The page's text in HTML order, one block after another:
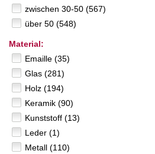
zwischen 30-50 (567)
über 50 (548)
Material:
Emaille (35)
Glas (281)
Holz (194)
Keramik (90)
Kunststoff (13)
Leder (1)
Metall (110)